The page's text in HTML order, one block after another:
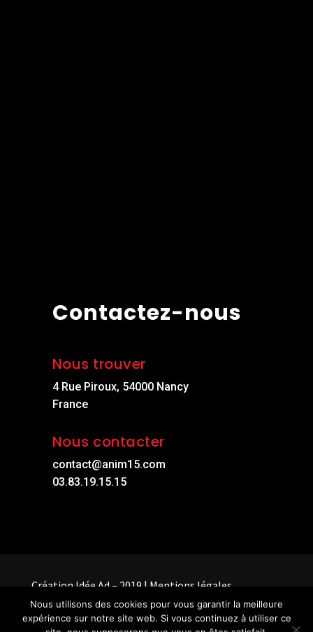
Contactez-nous
Nous trouver
4 Rue Piroux, 54000 Nancy
France
Nous contacter
contact@anim15.com
03.83.19.15.15
Création Idée Ad– 2019 | Mentions légales
Nous utilisons des cookies pour vous garantir la meilleure
expérience sur notre site web. Si vous continuez à utiliser ce